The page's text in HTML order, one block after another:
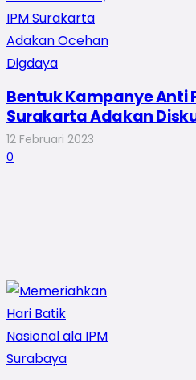
Bentuk Kampanye Anti
Surakarta Adakan
12 Februari 2023
0